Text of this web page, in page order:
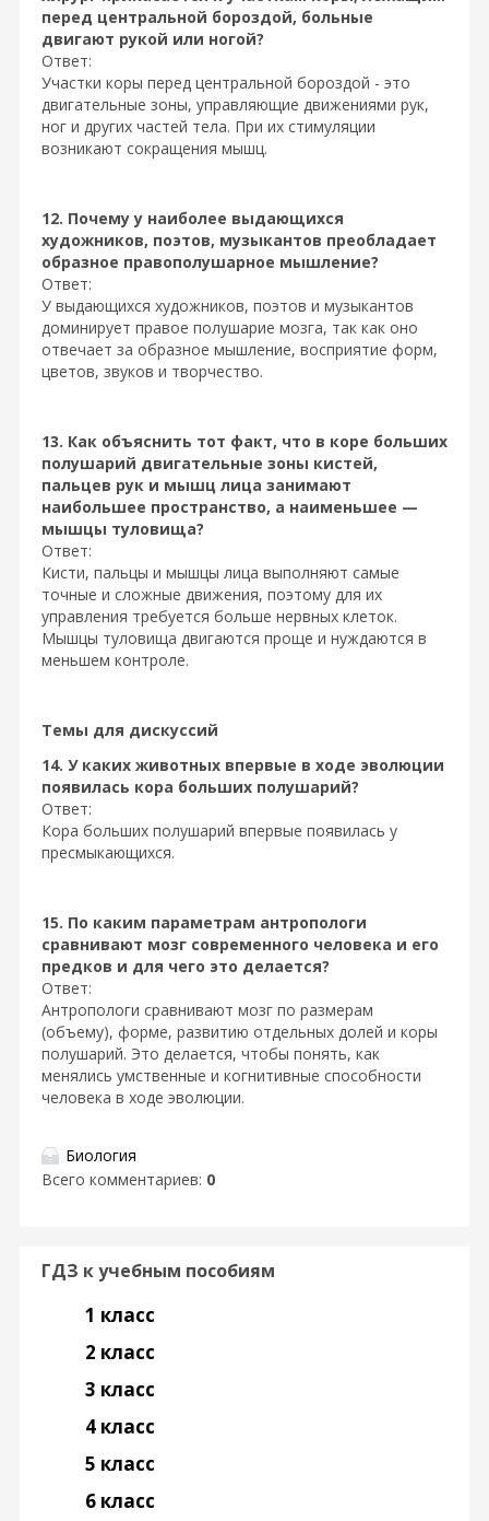
перед центральной бороздой, больные
двигают рукой или ногой?
Ответ:
Участки коры перед центральной бороздой - это
двигательные зоны, управляющие движениями рук,
ног и других частей тела. При их стимуляции
возникают сокращения мышц.
12. Почему у наиболее выдающихся
художников, поэтов, музыкантов преобладает
образное правополушарное мышление?
Ответ:
У выдающихся художников, поэтов и музыкантов
доминирует правое полушарие мозга, так как оно
отвечает за образное мышление, восприятие форм,
цветов, звуков и творчество.
13. Как объяснить тот факт, что в коре больших
полушарий двигательные зоны кистей,
пальцев рук и мышц лица занимают
наибольшее пространство, а наименьшее —
мышцы туловища?
Ответ:
Кисти, пальцы и мышцы лица выполняют самые
точные и сложные движения, поэтому для их
управления требуется больше нервных клеток.
Мышцы туловища двигаются проще и нуждаются в
меньшем контроле.
Темы для дискуссий
14. У каких животных впервые в ходе эволюции
появилась кора больших полушарий?
Ответ:
Кора больших полушарий впервые появилась у
пресмыкающихся.
15. По каким параметрам антропологи
сравнивают мозг современного человека и его
предков и для чего это делается?
Ответ:
Антропологи сравнивают мозг по размерам
(объему), форме, развитию отдельных долей и коры
полушарий. Это делается, чтобы понять, как
менялись умственные и когнитивные способности
человека в ходе эволюции.
Биология
Всего комментариев: 0
ГДЗ к учебным пособиям
1 класс
2 класс
3 класс
4 класс
5 класс
6 класс